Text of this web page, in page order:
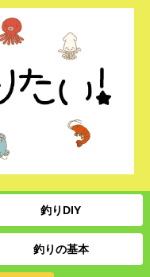
釣りDIY
釣りの基本